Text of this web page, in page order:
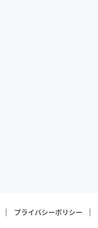
プライバシーポリシー